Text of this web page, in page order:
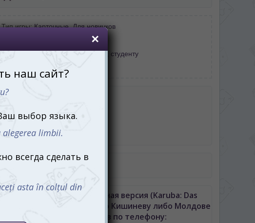
Тип игры:Карточные,Для новичков
День защиты детей
Старшекласснику, студенту
Что в коробке
памятка
правила игры
Купить Каруба: Карточная версия (Karuba: Das
Kartenspiel) с доставкой по Кишиневу либо Молдове
можно позвонив по телефону: